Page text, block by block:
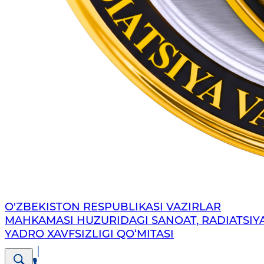
O'ZBEKISTON RESPUBLIKASI VAZIRLAR
MAHKAMASI HUZURIDAGI SANOAT,
YADRO XAVFSIZLIGI QO‘MITASI